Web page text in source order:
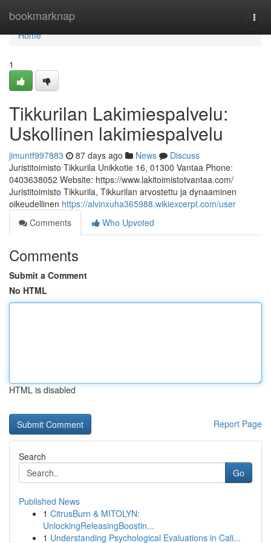
bookmarknap
Home
Home
1
Tikkurilan Lakimiespalvelu:
Uskollinen lakimiespalvelu
jimuntf997883 87 days ago News
Discuss
Juristitoimisto Tikkurila Unikkotie 16, 01300 Vantaa Phone:
0403638052 Website: https://www.lakitoimistotvantaa.com/
Juristitoimisto Tikkurila, Tikkurilan arvostettu ja dynaaminen
oikeudellinen https://alvinxuha365988.wikiexcerpt.com/user
Comments
Who Upvoted
Comments
Submit a Comment
No HTML
HTML is disabled
Report Page
Search
Go
Published News
1 CitrusBurn & MITOLYN:
UnlockingReleasingBoostin...
1 Understanding Psychological Evaluations in Cali...